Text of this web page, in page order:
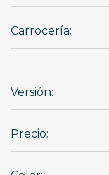
Carrocería:
Versión:
Precio: